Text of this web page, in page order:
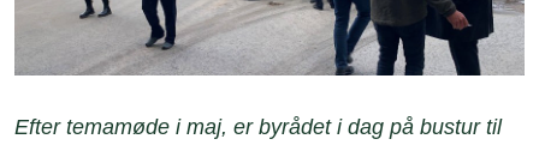
Efter temamøde i maj, er byrådet i dag på bustur til